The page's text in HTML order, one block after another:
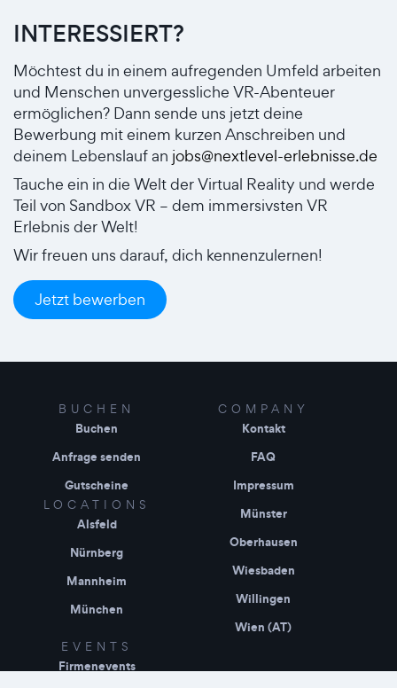
INTERESSIERT?
Möchtest du in einem aufregenden Umfeld arbeiten
und Menschen unvergessliche VR-Abenteuer
ermöglichen? Dann sende uns jetzt deine
Bewerbung mit einem kurzen Anschreiben und
deinem Lebenslauf an jobs@nextlevel-erlebnisse.de
Tauche ein in die Welt der Virtual Reality und werde
Teil von Sandbox VR – dem immersivsten VR
Erlebnis der Welt!
Wir freuen uns darauf, dich kennenzulernen!
Jetzt bewerben
BUCHEN
Buchen
Anfrage senden
Gutscheine
COMPANY
Kontakt
FAQ
Impressum
LOCATIONS
Alsfeld
Nürnberg
Mannheim
München
Münster
Oberhausen
Wiesbaden
Willingen
Wien (AT)
EVENTS
Firmenevents